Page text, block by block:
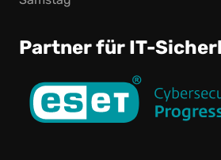
Partner für IT-